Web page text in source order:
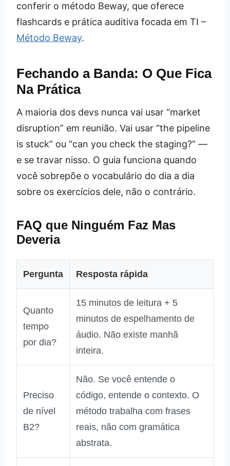
conferir o método Beway, que oferece
flashcards e prática auditiva focada em TI –
Método Beway.
Fechando a Banda: O Que Fica
Na Prática
A maioria dos devs nunca vai usar “market
disruption” em reunião. Vai usar “the pipeline
is stuck” ou “can you check the staging?” —
e se travar nisso. O guia funciona quando
você sobrepõe o vocabulário do dia a dia
sobre os exercícios dele, não o contrário.
FAQ que Ninguém Faz Mas
Deveria
Pergunta Resposta rápida
Quanto
tempo
por dia?
15 minutos de leitura + 5
minutos de espelhamento de
áudio. Não existe manhã
inteira.
Preciso
de nível
B2?
Não. Se você entende o
código, entende o contexto. O
método trabalha com frases
reais, não com gramática
abstrata.